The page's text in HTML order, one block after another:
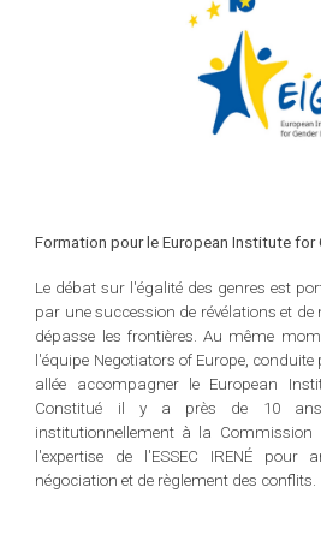
Formation pour le European Institute for
Le débat sur l'égalité des genres est
par une succession de révélations et
dépasse les frontières. Au même
l'équipe Negotiators of Europe,
allée accompagner le European
Constitué il y a près de 10
institutionnellement à la Commission
l'expertise de l'ESSEC IRENÉ pour
négociation et de règlement des conflits.